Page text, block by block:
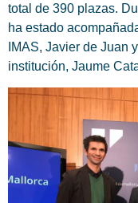
total de 390 plazas.
ha estado
IMAS, Javier de Juan
institución, Jaume